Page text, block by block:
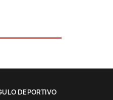
DEPORTIVO